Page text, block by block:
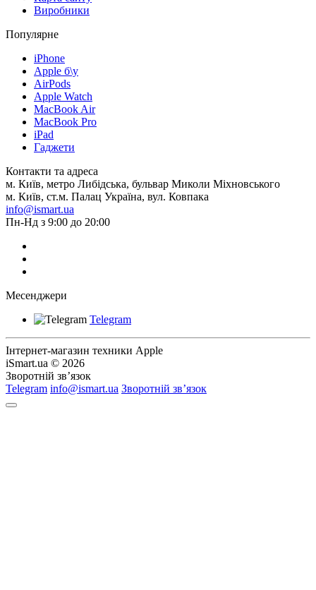
Виробники
Популярне
iPhone
Apple б\у
AirPods
Apple Watch
MacBook Air
MacBook Pro
iPad
Гаджети
Контакти та адреса
м. Київ, метро Либідська, бульвар Миколи Міхновського
м. Київ, ст.м. Палац Україна, вул. Ковпака
info@ismart.ua
Пн-Нд з 9:00 до 20:00
Месенджери
Telegram
Інтернет-магазин техники Apple
iSmart.ua © 2026
Зворотній зв’язок
Telegram info@ismart.ua Зворотній зв’язок